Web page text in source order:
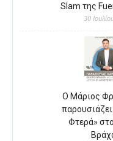
Slam της
30
Ο Μάριος
Φτερά»